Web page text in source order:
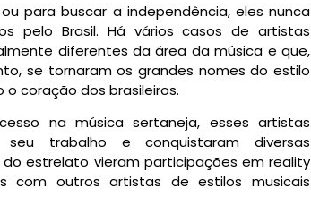
para buscar a independência, eles nunca
pelo Brasil. Há vários casos de artistas
diferentes da área da música e que,
se tornaram os grandes nomes do estilo
coração dos brasileiros.
na música sertaneja, esses artistas
trabalho e conquistaram diversas
estrelato vieram participações em reality
outros artistas de estilos musicais